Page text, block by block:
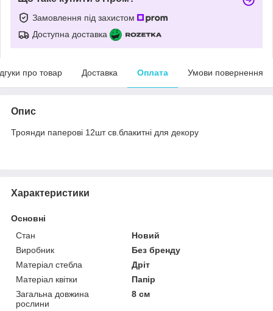
Замовлення під захистом
Доступна доставка
про товар Доставка Оплата Умови повернення
Опис
Троянди паперові 12шт св.блакитні для декору
Характеристики
Основні
Стан
Новий
Виробник
Без бренду
Матеріал стебла
Дріт
Матеріал квітки
Папір
Загальна довжина
рослини
8 см